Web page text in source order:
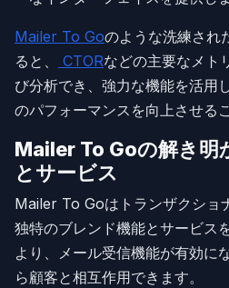
Mailer To Goのような洗練され
ると、
CTORなどの主要なメト
び分析でき、強力な機能を活用
のパフォーマンスを向上させる
Mailer To Goの解き明
とサービス
Mailer To Goはトランザクショ
独特のブレンド機能とサービス
より、メール受信機能が有効に
ら顧客と相互作用できます。